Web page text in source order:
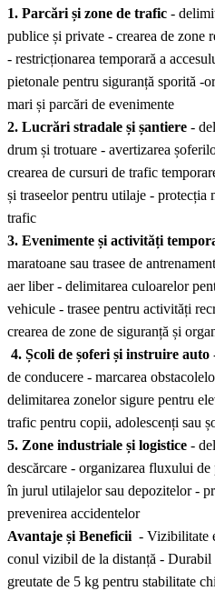
1. Parcări și zone de trafic -
publice și private - crearea de zone
- restricționarea temporară a
pietonale pentru siguranță sporită -
mari și parcări de evenimente
2. Lucrări stradale și șantiere -
drum și trotuare - avertizarea
crearea de cursuri de trafic
și traseelor pentru utilaje -
trafic
3. Evenimente și activități
maratoane sau trasee de
aer liber - delimitarea culoarelor
vehicule - trasee pentru activități
crearea de zone de siguranță și
4. Școli de șoferi și instruire auto
de conducere - marcarea
delimitarea zonelor sigure pentru
trafic pentru copii, adolescenți sau
5. Zone industriale și logistice -
descărcare - organizarea fluxului
în jurul utilajelor sau depozitelor -
prevenirea accidentelor
Avantaje și Beneficii - Vizibilitate
conul vizibil de la distanță - Durabil
greutate de 5 kg pentru stabilitate